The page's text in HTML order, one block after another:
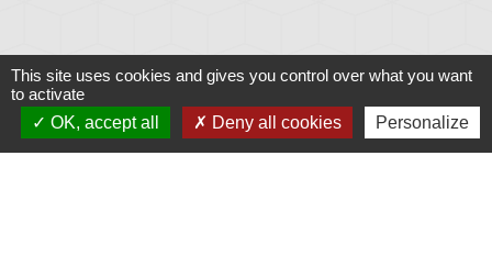
This site uses cookies and gives you control over what you want
to activate
OK, accept all
Deny all cookies Personalize